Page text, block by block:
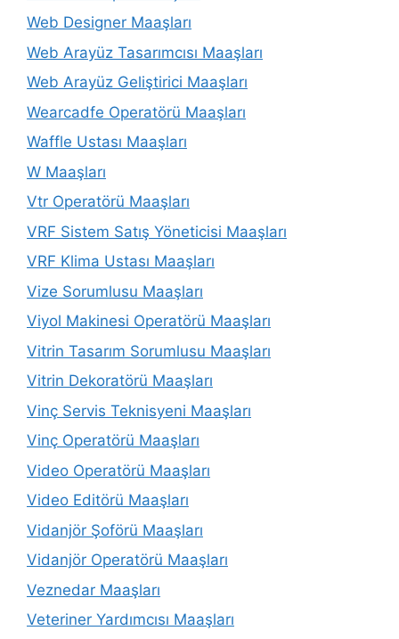
Web Designer Maaşları
Web Arayüz Tasarımcısı Maaşları
Web Arayüz Geliştirici Maaşları
Wearcadfe Operatörü Maaşları
Waffle Ustası Maaşları
W Maaşları
Vtr Operatörü Maaşları
VRF Sistem Satış Yöneticisi Maaşları
VRF Klima Ustası Maaşları
Vize Sorumlusu Maaşları
Viyol Makinesi Operatörü Maaşları
Vitrin Tasarım Sorumlusu Maaşları
Vitrin Dekoratörü Maaşları
Vinç Servis Teknisyeni Maaşları
Vinç Operatörü Maaşları
Video Operatörü Maaşları
Video Editörü Maaşları
Vidanjör Şoförü Maaşları
Vidanjör Operatörü Maaşları
Veznedar Maaşları
Veteriner Yardımcısı Maaşları